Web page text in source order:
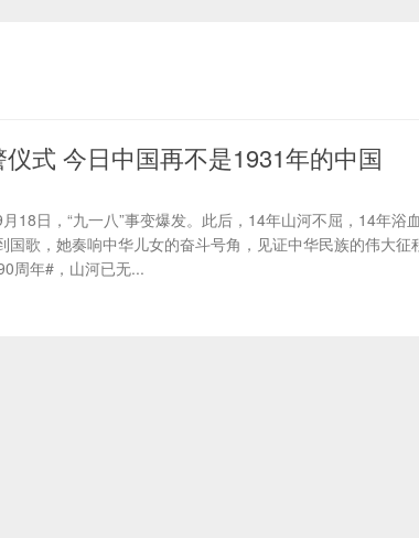
式 今日中国再不是1931年的中国
18日，“九一八”事变爆发。此后，14年山河不屈，14年浴
国歌，她奏响中华儿女的奋斗号角，见证中华民族的伟大征
周年#，山河已无...